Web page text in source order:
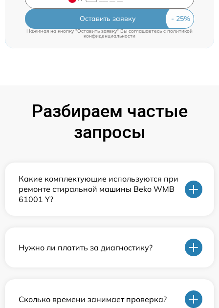
Оставить заявку
Нажимая на кнопку "Оставить заявку" Вы соглашаетесь cполитикой
конфиденциальности
Разбираем частые
запросы
Какие комплектующие используются при
ремонте стиральной машины Beko WMB
61001 Y?
Нужно ли платить за диагностику?
Сколько времени занимает проверка?